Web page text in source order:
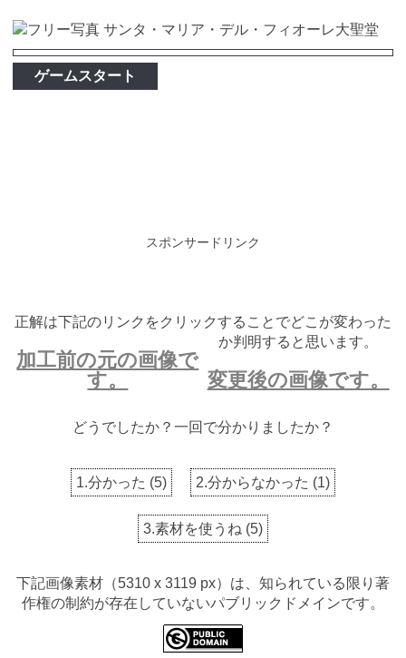
ゲームスタート
スポンサードリンク
正解は下記のリンクをクリックすることでどこが変わった
か判明すると思います。
加工前の元の画像で
す。
変更後の画像です。
どうでしたか？一回で分かりましたか？
1.分かった (5) 2.分からなかった (1)
3.素材を使うね (5)
下記画像素材（5310 x 3119 px）は、知られている限り著
作権の制約が存在していないパブリックドメインです。